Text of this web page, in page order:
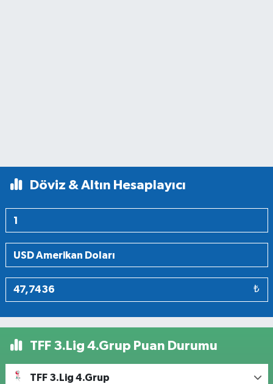
Döviz & Altın Hesaplayıcı
₺
TFF 3.Lig 4.Grup Puan Durumu
TFF 3.Lig 4.Grup